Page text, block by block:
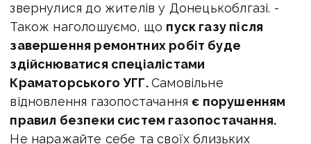
звернулися до жителів у Донецькоблгазі. -
Також наголошуємо, що пуск газу після
завершення ремонтних робіт буде
здійснюватися спеціалістами
Краматорського УГГ.Самовільне
відновлення газопостачання є порушенням
правил безпеки систем газопостачання.
Не наражайте себе та своїх близьких